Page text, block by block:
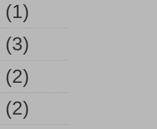
(1)
(3)
(2)
(2)